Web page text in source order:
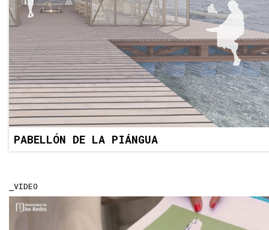
PABELLÓN DE LA PIÁNGUA
VIDEO